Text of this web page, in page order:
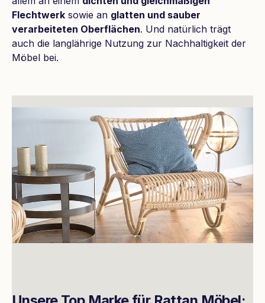
Flechtwerk sowie an glatten und sauber
verarbeiteten Oberflächen. Und natürlich trägt
auch die langlährige Nutzung zur Nachhaltigkeit der
Möbel bei.